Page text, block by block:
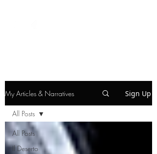
My Articles & Narratives Sign Up
All Posts
Il Deserto
All Posts